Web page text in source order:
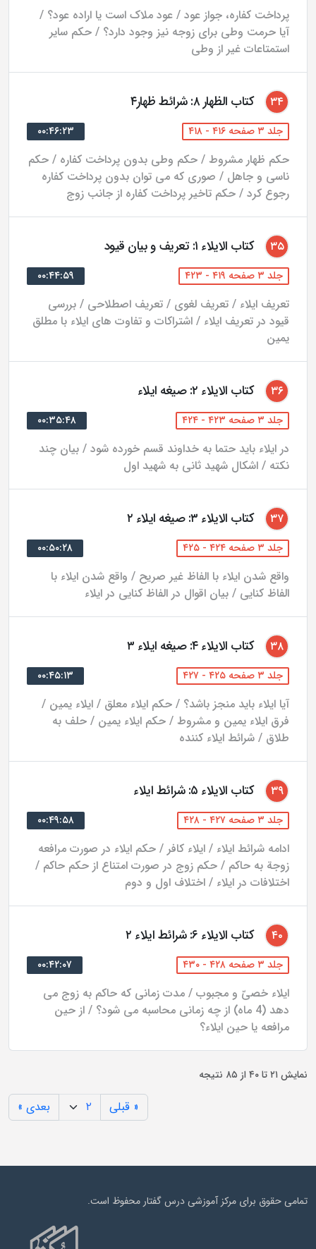
پرداخت کفاره، جواز عود / عود ملاک است یا اراده عود؟ /
آیا حرمت وطی برای زوجه نیز وجود دارد؟ / حکم سایر
استمتاعات غیر از وطی
۳۴ کتاب الظهار ۸: شرائط ظهار۴
جلد ۳ صفحه ۴۱۶ - ۴۱۸ ۰۰:۴۶:۲۳
حکم ظهار مشروط / حکم وطی بدون پرداخت کفاره / حکم
ناسی و جاهل / صوری که می توان بدون پرداخت کفاره
رجوع کرد / حکم تاخیر پرداخت کفاره از جانب زوج
۳۵ کتاب الایلاء ۱: تعریف و بیان قیود
جلد ۳ صفحه ۴۱۹ - ۴۲۳ ۰۰:۴۴:۵۹
تعریف ایلاء / تعریف لغوی / تعریف اصطلاحی / بررسی
قیود در تعریف ایلاء / اشتراکات و تفاوت های ایلاء با مطلق
یمین
۳۶ کتاب الایلاء ۲: صیغه ایلاء
جلد ۳ صفحه ۴۲۳ - ۴۲۴ ۰۰:۳۵:۴۸
در ایلاء باید حتما به خداوند قسم خورده شود / بیان چند
نکته / اشکال شهید ثانی به شهید اول
۳۷ کتاب الایلاء ۳: صیغه ایلاء ۲
جلد ۳ صفحه ۴۲۴ - ۴۲۵ ۰۰:۵۰:۲۸
واقع شدن ایلاء با الفاظ غیر صریح / واقع شدن ایلاء با
الفاظ کنایی / بیان اقوال در الفاظ کنایی در ایلاء
۳۸ کتاب الایلاء ۴: صیغه ایلاء ۳
جلد ۳ صفحه ۴۲۵ - ۴۲۷ ۰۰:۴۵:۱۳
آیا ایلاء باید منجز باشد؟ / حکم ایلاء معلق / ایلاء یمین /
فرق ایلاء یمین و مشروط / حکم ایلاء یمین / حلف به
طلاق / شرائط ایلاء کننده
۳۹ کتاب الایلاء ۵: شرائط ایلاء
جلد ۳ صفحه ۴۲۷ - ۴۲۸ ۰۰:۴۹:۵۸
ادامه شرائط ایلاء / ایلاء کافر / حکم ایلاء در صورت مرافعه
زوجة به حاکم / حکم زوج در صورت امتناع از حکم حاکم /
اختلافات در ایلاء / اختلاف اول و دوم
۴۰ کتاب الایلاء ۶: شرائط ایلاء ۲
جلد ۳ صفحه ۴۲۸ - ۴۳۰ ۰۰:۴۲:۰۷
ایلاء خصیّ و مجبوب / مدت زمانی که حاکم به زوج می
دهد (4 ماه) از چه زمانی محاسبه می شود؟ / از حین
مرافعه یا حین ایلاء؟
نمایش ۲۱تا۴۰ از ۸۵ نتیجه
« قبلی بعدی »
تمامی حقوق برای مرکز آموزشی درس گفتار محفوظ است.